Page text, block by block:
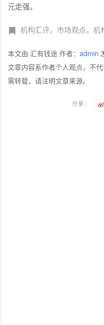
元走强。
机构汇评，市场观点，机
本文由 汇有钱途 作者：admin
文章内容系作者个人观点，不
需转载，请注明文章来源。
分享：